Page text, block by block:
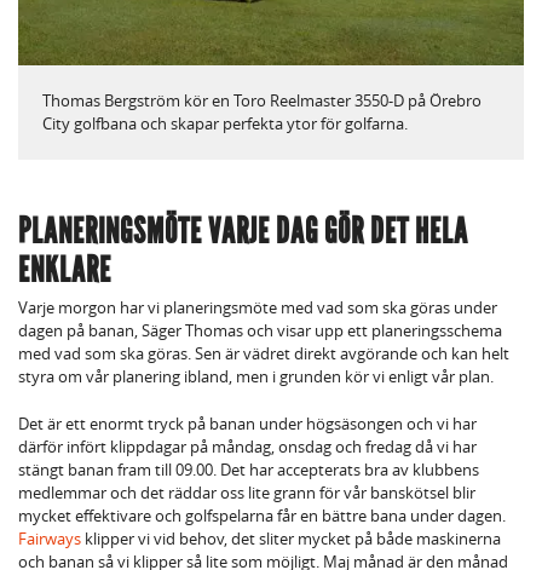
Thomas Bergström kör en Toro Reelmaster 3550-D på Örebro
City golfbana och skapar perfekta ytor för golfarna.
PLANERINGSMÖTE VARJE DAG GÖR DET HELA
ENKLARE
Varje morgon har vi planeringsmöte med vad som ska göras under
dagen på banan, Säger Thomas och visar upp ett planeringsschema
med vad som ska göras. Sen är vädret direkt avgörande och kan helt
styra om vår planering ibland, men i grunden kör vi enligt vår plan.
Det är ett enormt tryck på banan under högsäsongen och vi har
därför infört klippdagar på måndag, onsdag och fredag då vi har
stängt banan fram till 09.00. Det har accepterats bra av klubbens
medlemmar och det räddar oss lite grann för vår banskötsel blir
mycket effektivare och golfspelarna får en bättre bana under dagen.
Fairways klipper vi vid behov, det sliter mycket på både maskinerna
och banan så vi klipper så lite som möjligt. Maj månad är den månad